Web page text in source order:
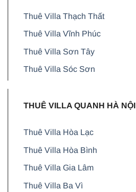
Thuê Villa Thạch Thất
Thuê Villa Vĩnh Phúc
Thuê Villa Sơn Tây
Thuê Villa Sóc Sơn
THUÊ VILLA QUANH HÀ NỘI
Thuê Villa Hòa Lạc
Thuê Villa Hòa Bình
Thuê Villa Gia Lâm
Thuê Villa Ba Vì